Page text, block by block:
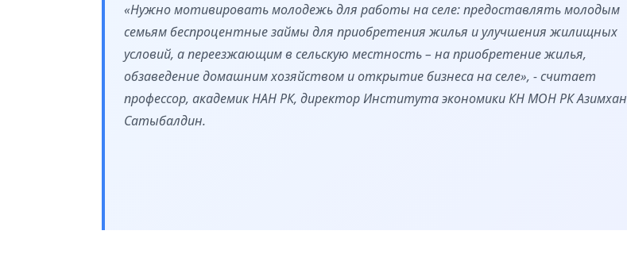
«Нужно мотивировать молодежь для работы на селе: предоставлять молодым
семьям беспроцентные займы для приобретения жилья и улучшения жилищных
условий, а переезжающим в сельскую местность – на приобретение жилья,
обзаведение домашним хозяйством и открытие бизнеса на селе», - считает
профессор, академик НАН РК, директор Института экономики КН МОН РК Азимхан
Сатыбалдин.